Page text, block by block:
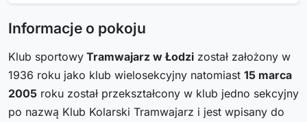
Informacje o pokoju
Klub sportowy Tramwajarz w Łodzi został założony w
1936 roku jako klub wielosekcyjny natomiast 15 marca
2005 roku został przekształcony w klub jedno sekcyjny
po nazwą Klub Kolarski Tramwajarz i jest wpisany do